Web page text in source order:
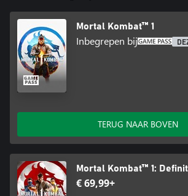
Mortal Kombat™ 1
Inbegrepen bij
TERUG NAAR BOVEN
Mortal Kombat™ 1:
€ 69,99+